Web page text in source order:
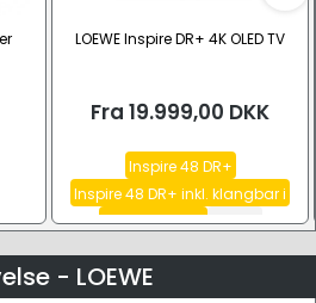
LOEWE Inspire DR+ 4K OLED TV
Fra 19.999,00 DKK
Inspire 48 DR+
Inspire 48 DR+ inkl. klangbar i
Inspire 77 DR+ Se alle
- LOEWE